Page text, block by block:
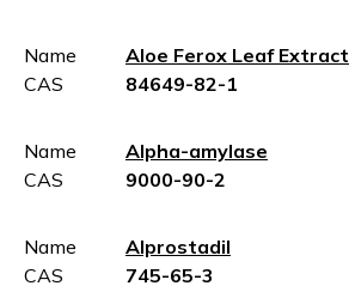
Name
Aloe Ferox Leaf Extract
CAS
84649-82-1
Name
Alpha-amylase
CAS
9000-90-2
Name
Alprostadil
CAS
745-65-3